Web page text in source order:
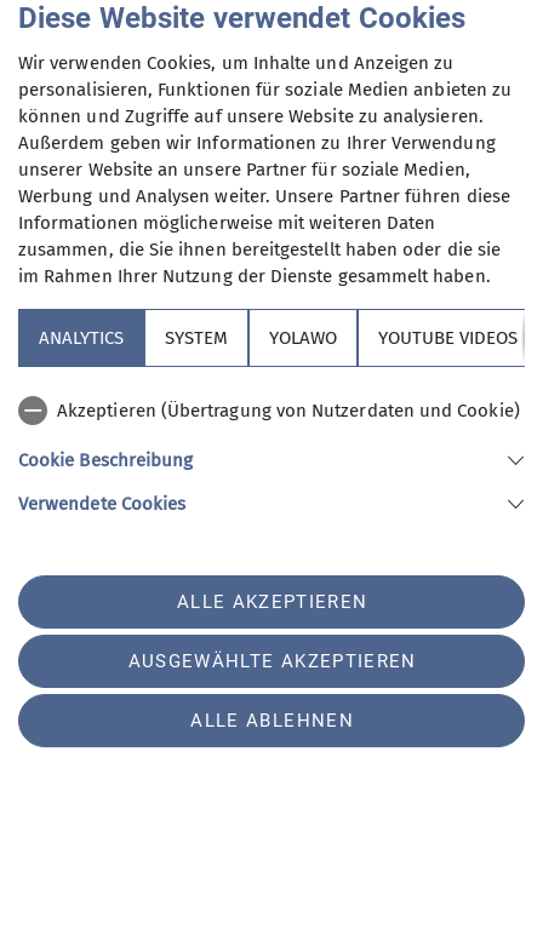
Klimaschutz
Gemeinsam eintreten für Klimaschutz
und Klimagerechtigkeit.
Diese Website verwendet Cookies
Wir verwenden Cookies, um Inhalte und Anzeigen zu
personalisieren, Funktionen für soziale Medien anbieten zu
können und Zugriffe auf unsere Website zu analysieren.
Außerdem geben wir Informationen zu Ihrer Verwendung
unserer Website an unsere Partner für soziale Medien,
Werbung und Analysen weiter. Unsere Partner führen diese
Informationen möglicherweise mit weiteren Daten
zusammen, die Sie ihnen bereitgestellt haben oder die sie
im Rahmen Ihrer Nutzung der Dienste gesammelt haben.
ANALYTICS SYSTEM YOLAWO YOUTUBE VIDEOS
Akzeptieren (Übertragung von Nutzerdaten und Cookie)
Cookie Beschreibung
Verwendete Cookies
ALLE AKZEPTIEREN
AUSGEWÄHLTE AKZEPTIEREN
ALLE ABLEHNEN